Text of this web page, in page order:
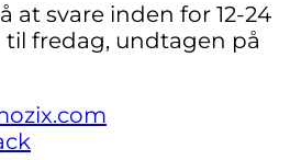
at svare inden for 12-24
fredag, undtagen på